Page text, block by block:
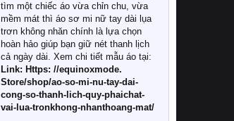
1. Tại sao các gia đình hiện đại lại ưa
chuộng chăn ga gối đệm cao cấp?
Khác với các dòng sản phẩm thông
thường, những bộ chăn ga gối đệm
cao cấp trải qua quy trình sản xuất
nghiêm ngặt từ khâu chọn lọc nguyên
liệu tự nhiên đến công nghệ dệt
nhuộm hiện đại không chứa hóa chất
tìm một chiếc áo vừa chỉn chu, vừa
mềm mát thì áo sơ mi nữ tay dài lụa
trơn không nhăn chính là lựa chọn
hoàn hảo giúp bạn giữ nét thanh lịch
cả ngày dài. Xem chi tiết mẫu áo tại:
Link: Https: //equinoxmode.
Store/shop/ao-so-mi-nu-tay-dai-
cong-so-thanh-lich-quy-phaichat-
vai-lua-tronkhong-nhanthoang-mat/